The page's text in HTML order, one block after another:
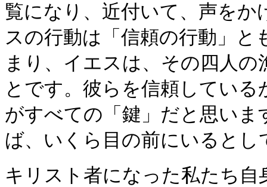
覧になり、近付いて、声を
スの行動は「信頼の行動」
まり、イエスは、その四人
とです。彼らを信頼してい
がすべての「鍵」だと思い
ば、いくら目の前にいると
キリスト者になった私たち